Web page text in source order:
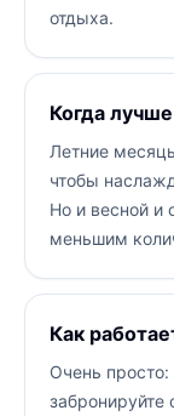
отдыха.
Когда
Летние
чтобы
Но и весной и
меньшим
Как
Очень
забронируйте